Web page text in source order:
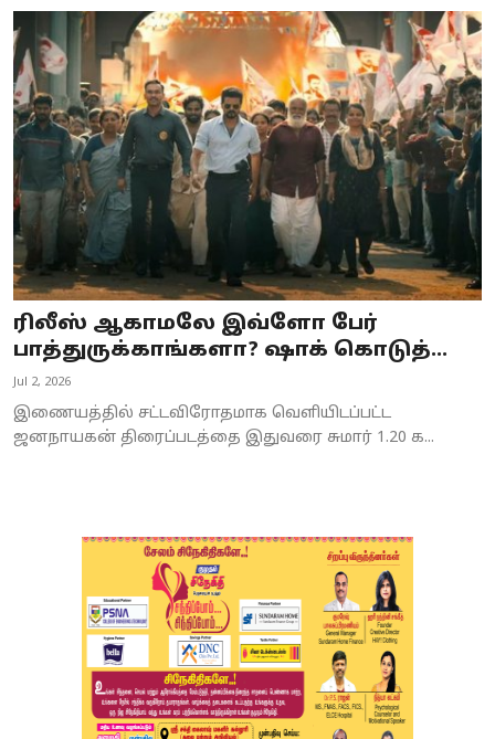
Special Story
Business
Crime
Tamilnadu
National
World
Astrology
Spirituality
Weather
ரிலீஸ் ஆகாமலே இவ்ளோ பேர்
பாத்துருக்காங்களா? ஷாக் கொடுத்...
Jul 2, 2026
இணையத்தில் சட்டவிரோதமாக வெளியிடப்பட்ட
ஜனநாயகன் திரைப்படத்தை இதுவரை சுமார் 1.20 க...